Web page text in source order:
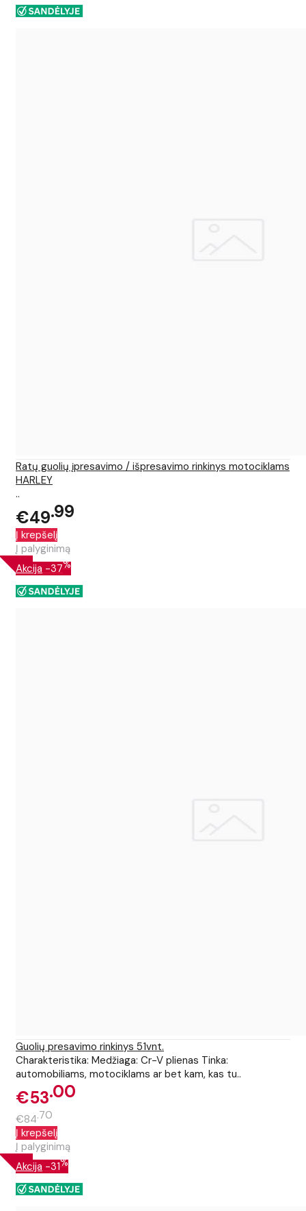
Ratų guolių įpresavimo / išpresavimo rinkinys motociklams
HARLEY
..
€49 99
Į krepšelį
Į palyginimą
Akcija -37%
Guolių presavimo rinkinys 51vnt.
Charakteristika: Medžiaga: Cr-V plienas Tinka:
automobiliams, motociklams ar bet kam, kas tu..
€53 00
€84 70
Į krepšelį
Į palyginimą
Akcija -31%